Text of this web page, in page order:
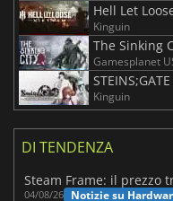
Hell Let
Kinguin
The Sinking
Gamesplanet
Kinguin
DI TENDENZA
04/08/26 Notizie su